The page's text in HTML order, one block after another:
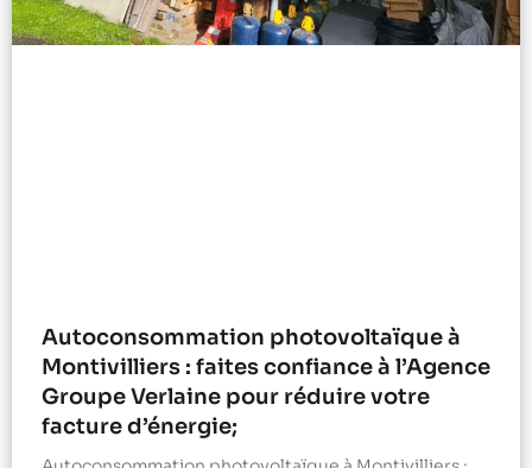
Autoconsommation photovoltaïque à
Montivilliers : faites confiance à l’Agence
Groupe Verlaine pour réduire votre
facture d’énergie;